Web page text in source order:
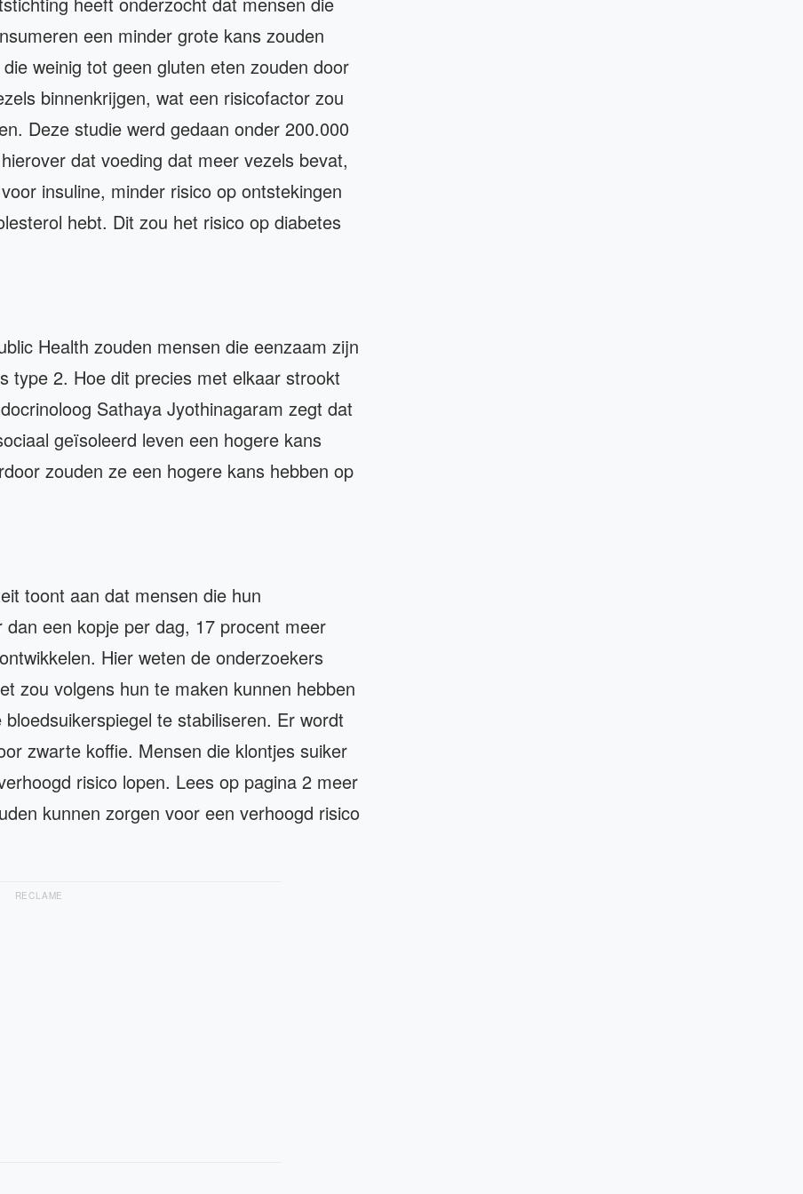
een minder grote kans zouden
weinig tot geen gluten eten zouden door
binnenkrijgen, wat een risicofactor zou
Deze studie werd gedaan onder 200.000
dat voeding dat meer vezels bevat,
insuline, minder risico op ontstekingen
hebt. Dit zou het risico op diabetes
Health zouden mensen die eenzaam zijn
type 2. Hoe dit precies met elkaar strookt
Sathaya Jyothinagaram zegt dat
geïsoleerd leven een hogere kans
zouden ze een hogere kans hebben op
toont aan dat mensen die hun
een kopje per dag, 17 procent meer
Hier weten de onderzoekers
zou volgens hun te maken kunnen hebben
te stabiliseren. Er wordt
zwarte koffie. Mensen die klontjes suiker
risico lopen. Lees op pagina 2 meer
kunnen zorgen voor een verhoogd risico
RECLAME